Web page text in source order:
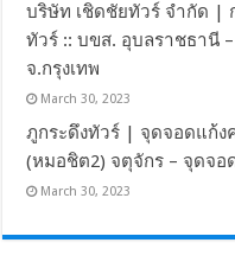
บริษัท เชิดชัยทัวร์ จำกัด |
ทัวร์ :: บขส. อุบลราชธานี
จ.กรุงเทพ
March 30, 2023
ภูกระดึงทัวร์ | จุดจอดแก้ง
(หมอชิต2) จตุจักร – จุดจอ
March 30, 2023